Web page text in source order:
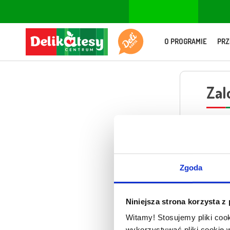
Zgoda
Niniejsza strona korzysta z
Witamy! Stosujemy pliki
O PROGRAMIE
Pytamy